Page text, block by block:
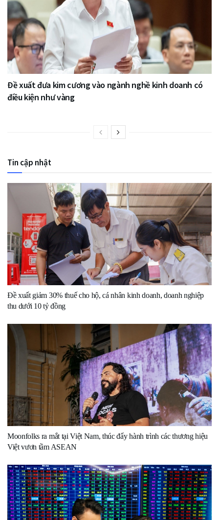
Đề xuất đưa kim cương vào ngành nghề kinh doanh có
điều kiện như vàng
Tin cập nhật
Đề xuất giảm 30% thuế cho hộ, cá nhân kinh doanh, doanh nghiệp
thu dưới 10 tỷ đồng
Moonfolks ra mắt tại Việt Nam, thúc đẩy hành trình các thương hiệu
Việt vươn tầm ASEAN